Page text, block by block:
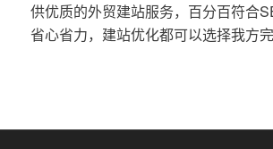
供优质的外贸建站服务，百分百符合
省心省力，建站优化都可以选择我方完